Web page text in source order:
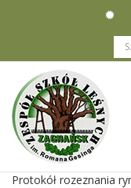
Jesteś tutaj:
Wyniki postępowania
Protokół rozeznania